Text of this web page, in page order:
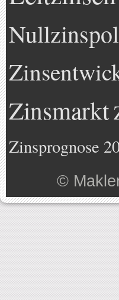
Zinsmarkt
Zinsprognose
©